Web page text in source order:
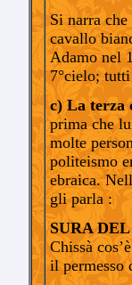
Si narra
cavallo
Adamo nel
7°cielo;
c) La terza
prima che
molte
politeismo
ebraica.
gli parla :
SURA
Chissà
il permesso